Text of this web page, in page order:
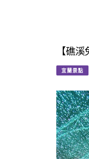
【礁
宜蘭景點